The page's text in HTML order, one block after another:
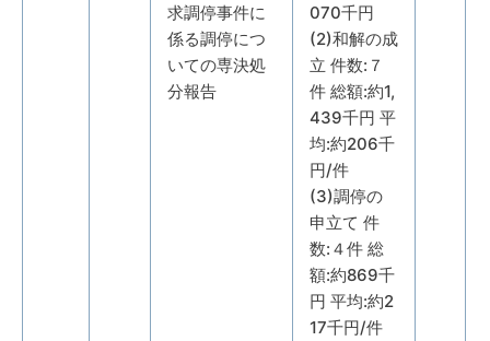
求調停事件に
係る調停につ
いての専決処
分報告
070千円
(2)和解の成
立 件数:７
件 総額:約1,
439千円 平
均:約206千
円/件
(3)調停の
申立て 件
数:４件 総
額:約869千
円 平均:約2
17千円/件